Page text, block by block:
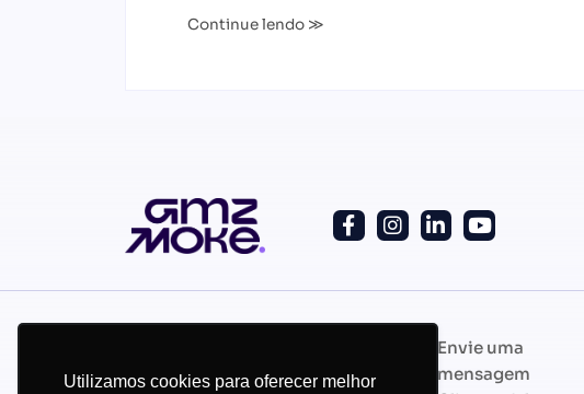
Utilizamos cookies para oferecer melhor
Continue lendo ≫
+55 (11) 97172-7219
Envie uma
mensagem